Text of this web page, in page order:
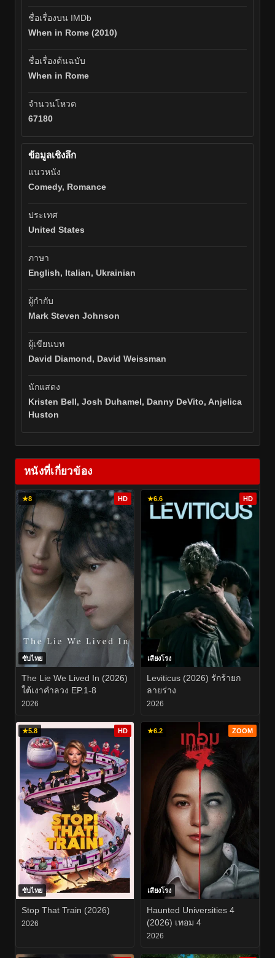
ชื่อเรื่องบน IMDb
When in Rome (2010)
ชื่อเรื่องต้นฉบับ
When in Rome
จำนวนโหวต
67180
ข้อมูลเชิงลึก
แนวหนัง
Comedy, Romance
ประเทศ
United States
ภาษา
English, Italian, Ukrainian
ผู้กำกับ
Mark Steven Johnson
ผู้เขียนบท
David Diamond, David Weissman
นักแสดง
Kristen Bell, Josh Duhamel, Danny DeVito, Anjelica
Huston
หนังที่เกี่ยวข้อง
★8 HD
ซับไทย
The Lie We Lived In (2026)
ใต้เงาคำลวง EP.1-8
2026
★6.6 HD
เสียงโรง
Leviticus (2026) รักร้ายก
ลายร่าง
2026
★5.8 HD
ซับไทย
Stop That Train (2026)
2026
★6.2 ZOOM
เสียงโรง
Haunted Universities 4
(2026) เทอม 4
2026